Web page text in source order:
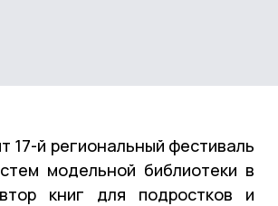
17-й региональный фестиваль
модельной библиотеки в
книг для подростков и